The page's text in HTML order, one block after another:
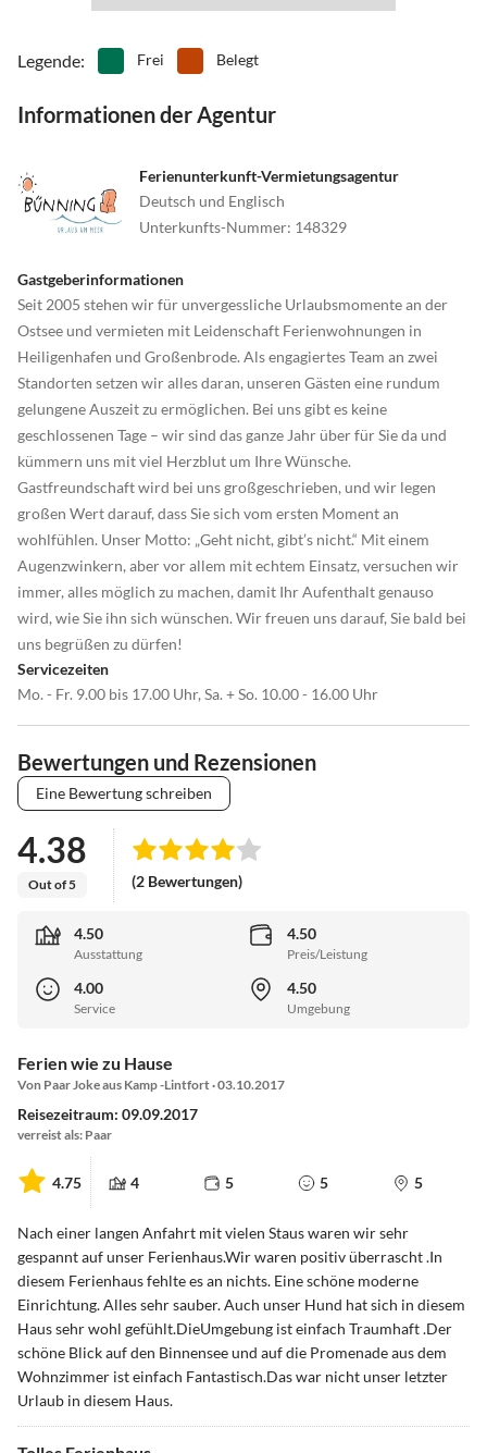
Legende: Frei Belegt
Informationen der Agentur
Ferienunterkunft-Vermietungsagentur
Deutsch und Englisch
Unterkunfts-Nummer: 148329
Gastgeberinformationen
Seit 2005 stehen wir für unvergessliche Urlaubsmomente an der
Ostsee und vermieten mit Leidenschaft Ferienwohnungen in
Heiligenhafen und Großenbrode. Als engagiertes Team an zwei
Standorten setzen wir alles daran, unseren Gästen eine rundum
gelungene Auszeit zu ermöglichen. Bei uns gibt es keine
geschlossenen Tage – wir sind das ganze Jahr über für Sie da und
kümmern uns mit viel Herzblut um Ihre Wünsche.
Gastfreundschaft wird bei uns großgeschrieben, und wir legen
großen Wert darauf, dass Sie sich vom ersten Moment an
wohlfühlen. Unser Motto: „Geht nicht, gibt’s nicht.“ Mit einem
Augenzwinkern, aber vor allem mit echtem Einsatz, versuchen wir
immer, alles möglich zu machen, damit Ihr Aufenthalt genauso
wird, wie Sie ihn sich wünschen. Wir freuen uns darauf, Sie bald bei
uns begrüßen zu dürfen!
Servicezeiten
Mo. - Fr. 9.00 bis 17.00 Uhr, Sa. + So. 10.00 - 16.00 Uhr
Bewertungen und Rezensionen
Eine Bewertung schreiben
4.38
Out of 5 (2 Bewertungen)
4.50
Ausstattung
4.50
Preis/Leistung
4.00
Service
4.50
Umgebung
Ferien wie zu Hause
Von Paar Joke aus Kamp -Lintfort · 03.10.2017
Reisezeitraum: 09.09.2017
verreist als: Paar
4.75 4 5 5 5
Nach einer langen Anfahrt mit vielen Staus waren wir sehr
gespannt auf unser Ferienhaus.Wir waren positiv überrascht .In
diesem Ferienhaus fehlte es an nichts. Eine schöne moderne
Einrichtung. Alles sehr sauber. Auch unser Hund hat sich in diesem
Haus sehr wohl gefühlt.DieUmgebung ist einfach Traumhaft .Der
schöne Blick auf den Binnensee und auf die Promenade aus dem
Wohnzimmer ist einfach Fantastisch.Das war nicht unser letzter
Urlaub in diesem Haus.